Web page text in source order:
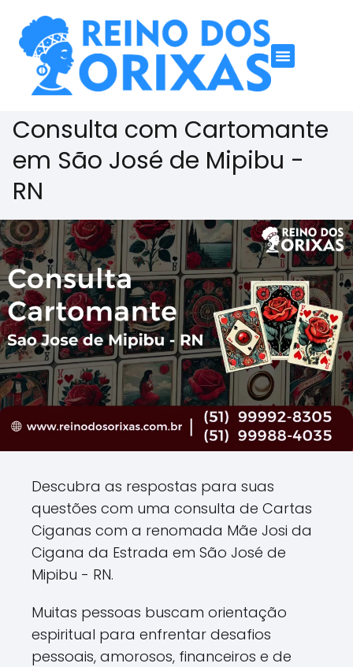
Consulta com Cartomante
em São José de Mipibu -
RN
Descubra as respostas para suas
questões com uma consulta de Cartas
Ciganas com a renomada Mãe Josi da
Cigana da Estrada em São José de
Mipibu - RN.
Muitas pessoas buscam orientação
espiritual para enfrentar desafios
pessoais, amorosos, financeiros e de